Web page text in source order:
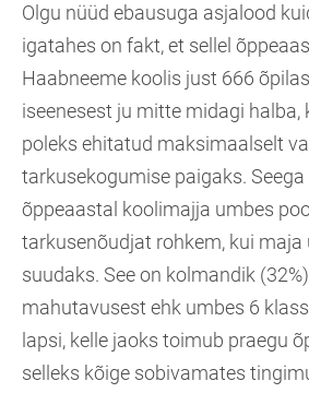
Olgu nüüd ebausuga asjalood
igatahes on fakt, et sellel
Haabneeme koolis just 666
iseenesest ju mitte midagi halba,
poleks ehitatud maksimaalselt
tarkusekogumise paigaks. Seega
õppeaastal koolimajja umbes
tarkusenõudjat rohkem, kui
suudaks. See on kolmandik
mahutavusest ehk umbes 6
lapsi, kelle jaoks toimub praegu
selleks kõige sobivamates